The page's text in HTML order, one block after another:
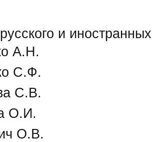
и
А.Н.
С.Ф.
С.В.
О.И.
О.В.